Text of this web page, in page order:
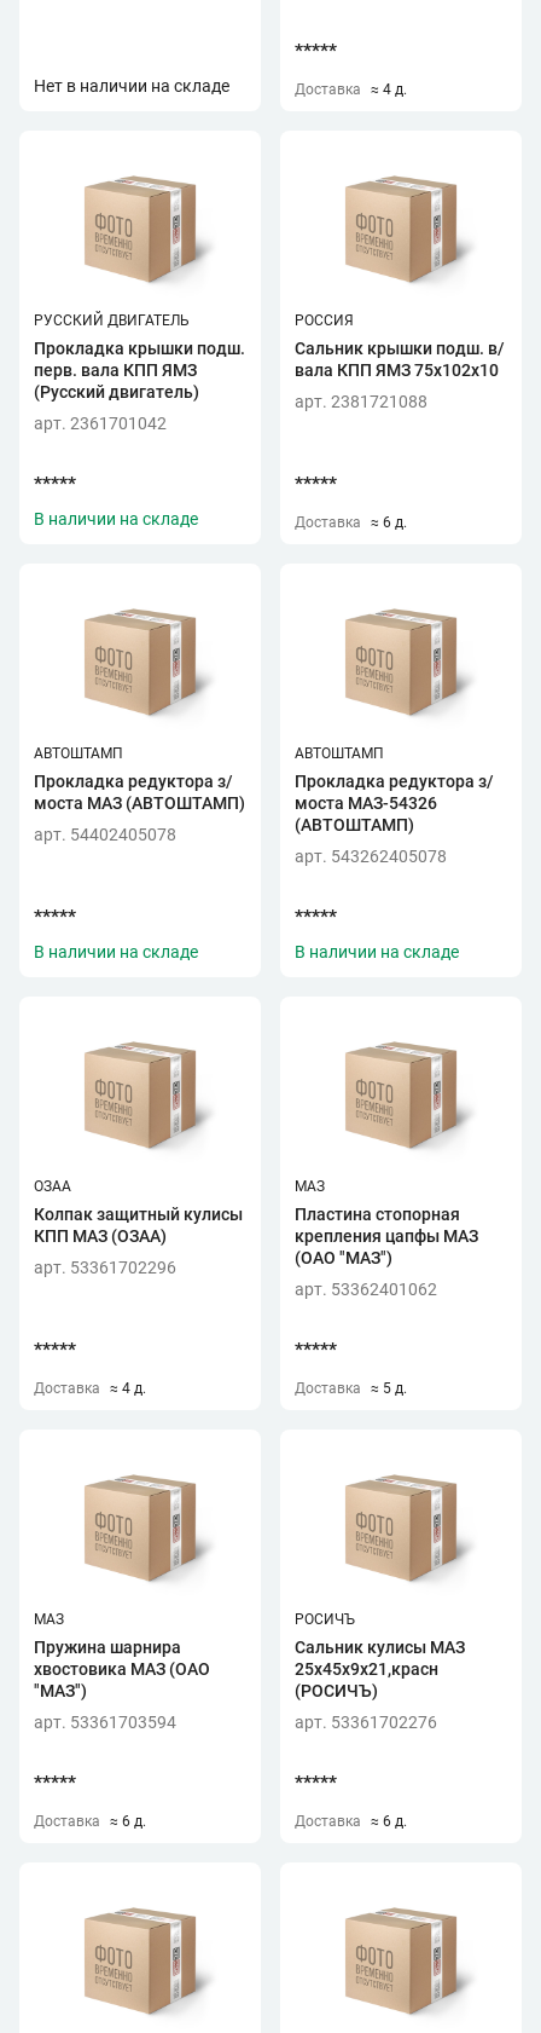
Нет в наличии на складе
*****
Доставка ≈ 4 д.
РУССКИЙ ДВИГАТЕЛЬ
Прокладка крышки подш.
перв. вала КПП ЯМЗ
(Русский двигатель)
арт. 2361701042
*****
В наличии на складе
РОССИЯ
Сальник крышки подш. в/
вала КПП ЯМЗ 75х102х10
арт. 2381721088
*****
Доставка ≈ 6 д.
АВТОШТАМП
Прокладка редуктора з/
моста МАЗ (АВТОШТАМП)
арт. 54402405078
*****
В наличии на складе
АВТОШТАМП
Прокладка редуктора з/
моста МАЗ-54326
(АВТОШТАМП)
арт. 543262405078
*****
В наличии на складе
ОЗАА
Колпак защитный кулисы
КПП МАЗ (ОЗАА)
арт. 53361702296
*****
Доставка ≈ 4 д.
МАЗ
Пластина стопорная
крепления цапфы МАЗ
(ОАО "МАЗ")
арт. 53362401062
*****
Доставка ≈ 5 д.
МАЗ
Пружина шарнира
хвостовика МАЗ (ОАО
"МАЗ")
арт. 53361703594
*****
Доставка ≈ 6 д.
РОСИЧЪ
Сальник кулисы МАЗ
25х45х9х21,красн
(РОСИЧЪ)
арт. 53361702276
*****
Доставка ≈ 6 д.